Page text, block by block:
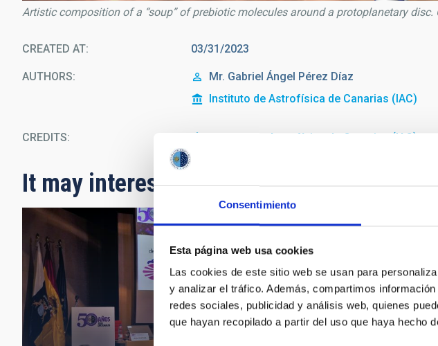
Consentimiento
Esta página web usa cookies
Las cookies de este sitio web se usan para
y analizar el tráfico. Además, compartimos
redes sociales, publicidad y análisis web, quienes
que hayan recopilado a partir del uso que haya hecho
Artistic composition of a “soup” of prebiotic molecules around a protoplanetary disc.
CREATED AT 03/31/2023
AUTHORS Mr. Gabriel Ángel Pérez Díaz
Instituto de Astrofísica de Canarias (IAC)
CREDITS Instituto de Astrofísica de Canarias (IAC)
It may interest you